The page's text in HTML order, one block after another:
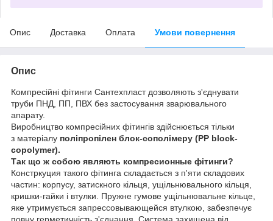
Опис Доставка Оплата Умови повернення
Опис
Компресійні фітинги Сантехпласт дозволяють з'єднувати
труби ПНД, ПП, ПВХ без застосування зварювального
апарату.
Виробництво компресійних фітингів здійснюється тільки
з матеріалу поліпропілен блок-сополімеру (PP block-
copolymer).
Так що ж собою являють компресионные фітинги?
Констркуция такого фітинга складається з п'яти складових
частин: корпусу, затискного кільця, ущільнювального кільця,
кришки-гайки і втулки. Пружне гумове ущільнювальне кільце,
яке утримується запрессовывающейся втулкою, забезпечує
повну герметичність з'єднання. Система захищена від